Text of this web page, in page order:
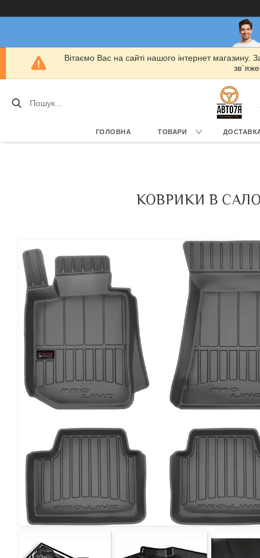
Вітаємо Вас на сайті нашого інтернет
ГОЛОВНА ТОВАРИ
КОВРИКИ В САЛОН